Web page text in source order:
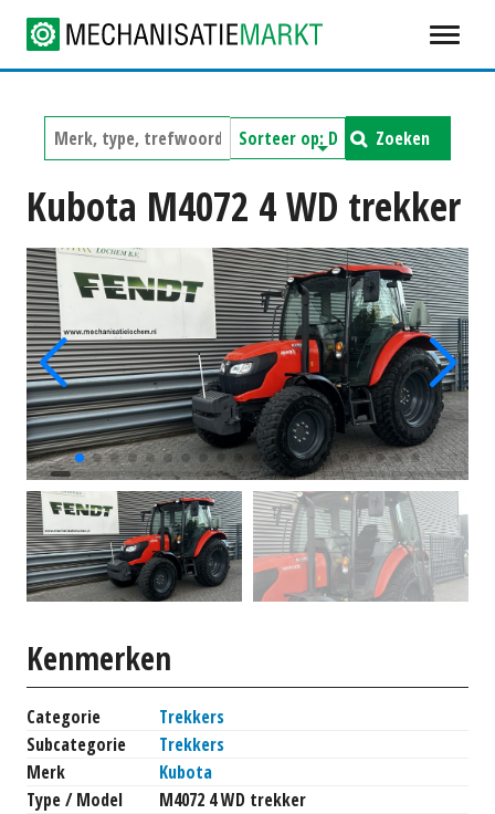
Zoeken
Kubota M4072 4 WD trekker
Kenmerken
Categorie
Trekkers
Subcategorie
Trekkers
Merk
Kubota
Type / Model
M4072 4 WD trekker